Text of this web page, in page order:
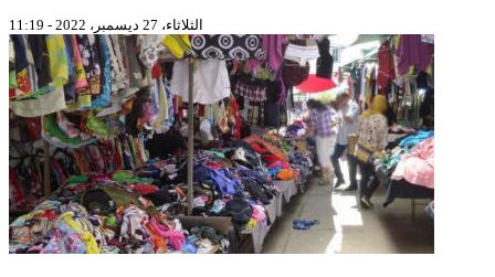
الثلاثاء، 27 ديسمبر، 2022 - 11:19